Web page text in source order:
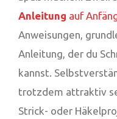
Anleitung auf
Anweisungen,
Anleitung, der du
kannst.
trotzdem attraktiv
Strick- oder